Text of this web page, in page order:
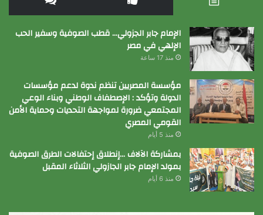
الإمام جابر الجزولي… قطب الصوفية وسفير الحب
الإلهي في مصر
منذ 17 ساعة
مؤسسة المصريين تنظم ندوة لدعم مؤسسات
الدولة وتؤكد : الإصطفاف الوطني وبناء الوعي
المجتمعي ضرورة لمواجهة التحديات وحماية الأمن
القومي المصري
منذ 5 أيام
بمشاركة الآلاف …إنطلاق إحتفالات الطرق الصوفية
بمولد الإمام جابر الجازولي الثلاثاء المقبل
منذ 6 أيام